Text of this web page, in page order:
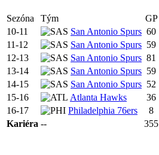
Sezóna Tým GP
10-11
San Antonio Spurs 60
11-12
San Antonio Spurs 59
12-13
San Antonio Spurs 81
13-14
San Antonio Spurs 59
14-15
San Antonio Spurs 52
15-16
Atlanta Hawks 36
16-17
Philadelphia 76ers 8
Kariéra -- 355